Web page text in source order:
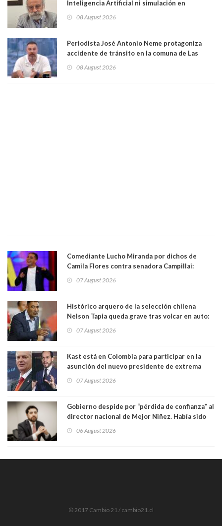
Inteligencia Artificial ni simulación en
Magister en Asentamientos Humanos PUC
08 August 2026
Periodista José Antonio Neme protagoniza
accidente de tránsito en la comuna de Las
08 August 2026
Comediante Lucho Miranda por dichos de
Camila Flores contra senadora Campillai:
forma de quitar dignidad"
07 August 2026
Histórico arquero de la selección chilena
Nelson Tapia queda grave tras volcar en auto:
07 August 2026
Kast está en Colombia para participar en la
asunción del nuevo presidente de extrema
07 August 2026
Gobierno despide por “pérdida de confianza” al
director nacional de Mejor Niñez. Había sido
06 August 2026
© 2017 Cambio 21 / cambio21.cl